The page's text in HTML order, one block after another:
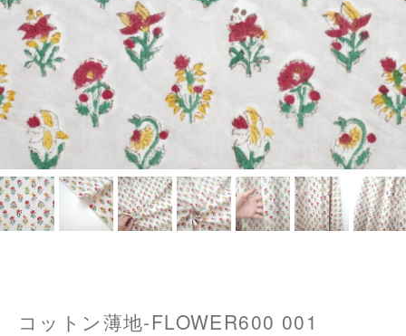
コットン薄地-FLOWER600 001